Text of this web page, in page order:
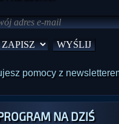
pomocy z
NA DZIŚ